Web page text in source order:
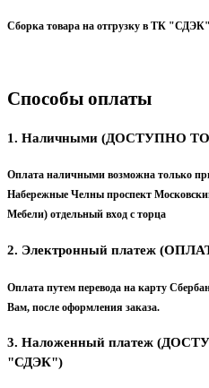
Сборка товара на отгрузку в ТК
Способы оплаты
1. Наличными (ДОСТУПНО
Оплата наличными возможна только
Набережные Челны проспект
Мебели) отдельный вход с торца
2. Электронный платеж
Оплата путем перевода на карту
Вам, после оформления заказа.
3. Наложенный платеж
"СДЭК")